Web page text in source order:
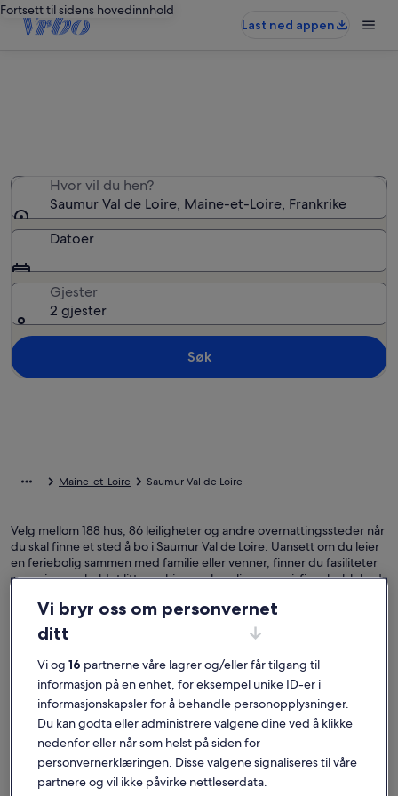
Fortsett til sidens hovedinnhold
Last ned appen
Hvor vil du hen?
Saumur Val de Loire, Maine-et-Loire, Frankrike
Datoer
Gjester
2 gjester
Søk
Maine-et-Loire Saumur Val de Loire
Velg mellom 188 hus, 86 leiligheter og andre overnattingssteder når
du skal finne et sted å bo i Saumur Val de Loire. Uansett om du leier
en feriebolig sammen med familie eller venner, finner du fasiliteter
som gjør oppholdet litt mer hjemmekoselig, som wi-fi og boblebad.
eksempel tilgjengelighetstilpasning og røykeforbud.
Ferieboliger med ukesrabatter – Saumur Val
de Loire
Viser tilbud for: 6. nov.–13. nov.
Bildegalleri
LUKSUS
10 av 10, Suverent, (8 anmeldelser)
Suverent (8 anmeldelser)
LUKSUS EIENDOM 5 STJerner - 22 personer i
LUKSUS EIENDOM 5 STJerner - 22 personer i ANJOU
for
10
10 av 10,
Vi bryr oss om personvernet
ditt
Vi og 16 partnerne våre lagrer og/eller får tilgang til
informasjon på en enhet, for eksempel unike ID-er i
informasjonskapsler for å behandle personopplysninger.
Du kan godta eller administrere valgene dine ved å klikke
nedenfor eller når som helst på siden for
personvernerklæringen. Disse valgene signaliseres til våre
partnere og vil ikke påvirke nettleserdata.